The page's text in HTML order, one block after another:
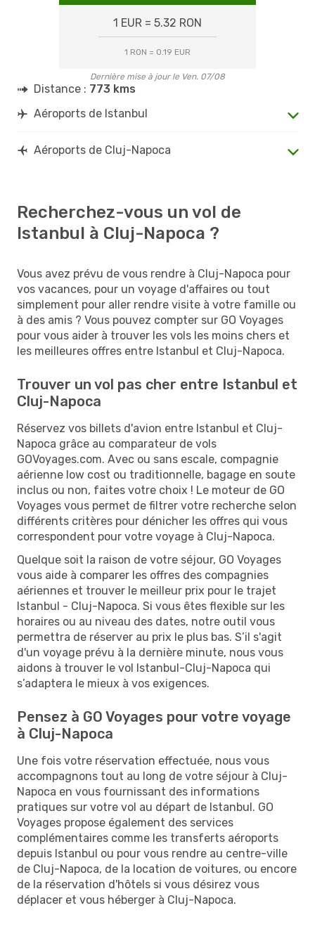
1 EUR = 5.32 RON
1 RON = 0.19 EUR
Dernière mise à jour le Ven. 07/08
Distance : 773 kms
Aéroports de Istanbul
Aéroports de Cluj-Napoca
Recherchez-vous un vol de
Istanbul à Cluj-Napoca ?
Vous avez prévu de vous rendre à Cluj-Napoca pour
vos vacances, pour un voyage d'affaires ou tout
simplement pour aller rendre visite à votre famille ou
à des amis ? Vous pouvez compter sur GO Voyages
pour vous aider à trouver les vols les moins chers et
les meilleures offres entre Istanbul et Cluj-Napoca.
Trouver un vol pas cher entre Istanbul et
Cluj-Napoca
Réservez vos billets d'avion entre Istanbul et Cluj-
Napoca grâce au comparateur de vols
GOVoyages.com. Avec ou sans escale, compagnie
aérienne low cost ou traditionnelle, bagage en soute
inclus ou non, faites votre choix ! Le moteur de GO
Voyages vous permet de filtrer votre recherche selon
différents critères pour dénicher les offres qui vous
correspondent pour votre voyage à Cluj-Napoca.
Quelque soit la raison de votre séjour, GO Voyages
vous aide à comparer les offres des compagnies
aériennes et trouver le meilleur prix pour le trajet
Istanbul - Cluj-Napoca. Si vous êtes flexible sur les
horaires ou au niveau des dates, notre outil vous
permettra de réserver au prix le plus bas. S’il s'agit
d'un voyage prévu à la dernière minute, nous vous
aidons à trouver le vol Istanbul-Cluj-Napoca qui
s’adaptera le mieux à vos exigences.
Pensez à GO Voyages pour votre voyage
à Cluj-Napoca
Une fois votre réservation effectuée, nous vous
accompagnons tout au long de votre séjour à Cluj-
Napoca en vous fournissant des informations
pratiques sur votre vol au départ de Istanbul. GO
Voyages propose également des services
complémentaires comme les transferts aéroports
depuis Istanbul ou pour vous rendre au centre-ville
de Cluj-Napoca, de la location de voitures, ou encore
de la réservation d'hôtels si vous désirez vous
déplacer et vous héberger à Cluj-Napoca.